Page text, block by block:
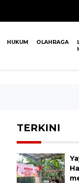
HUKUM OLAHRAGA
TERKINI